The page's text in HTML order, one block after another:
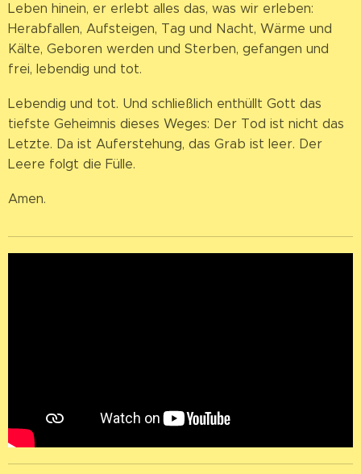
Leben hinein, er erlebt alles das, was wir erleben:
Herabfallen, Aufsteigen, Tag und Nacht, Wärme und
Kälte, Geboren werden und Sterben, gefangen und
frei, lebendig und tot.
Lebendig und tot. Und schließlich enthüllt Gott das
tiefste Geheimnis dieses Weges: Der Tod ist nicht das
Letzte. Da ist Auferstehung, das Grab ist leer. Der
Leere folgt die Fülle.
Amen.